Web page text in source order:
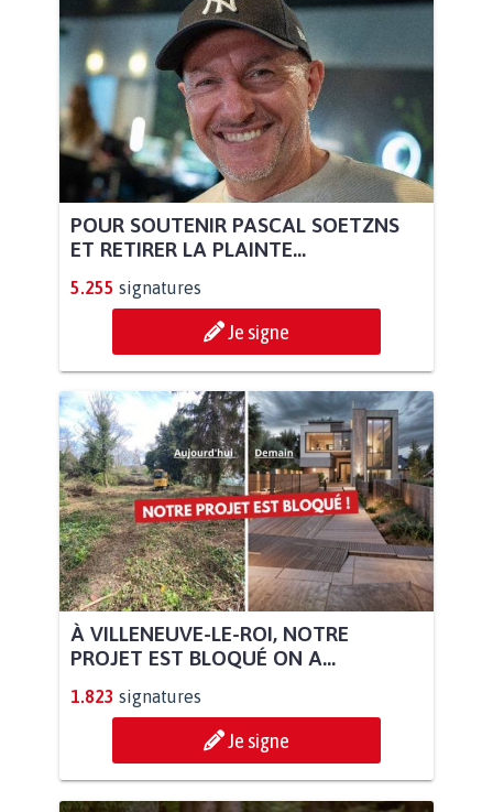
POUR SOUTENIR PASCAL SOETZNS
ET RETIRER LA PLAINTE...
5.255 signatures
Je signe
À VILLENEUVE-LE-ROI, NOTRE
PROJET EST BLOQUÉ ON A...
1.823 signatures
Je signe